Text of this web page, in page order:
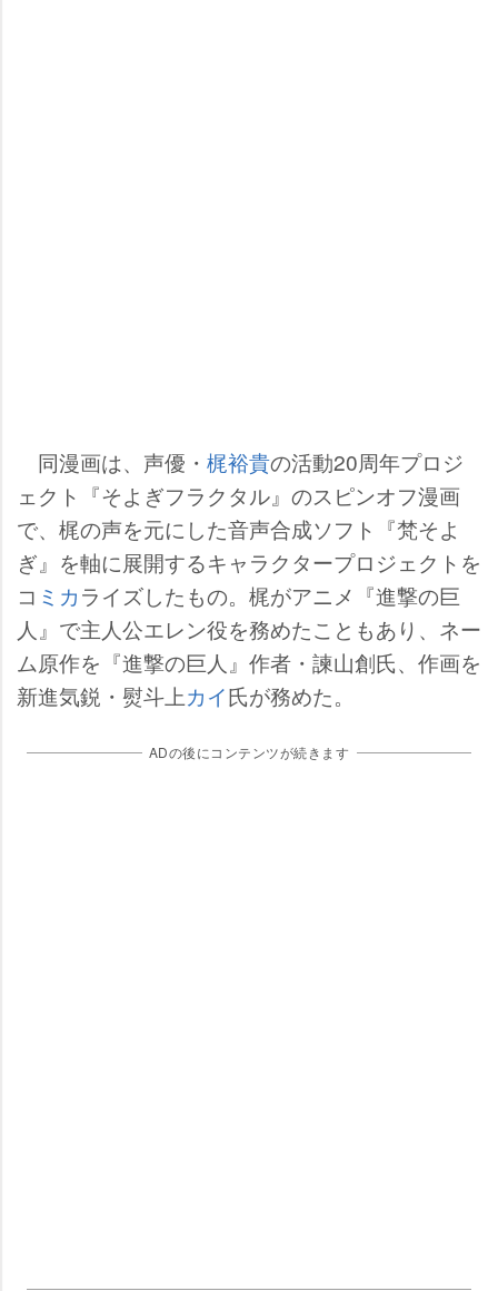
同漫画は、声優・ 梶裕貴の活動20周年プロジ
ェクト『そよぎフラクタル』のスピンオフ漫画
で、梶の声を元にした音声合成ソフト『梵そよ
ぎ』を軸に展開するキャラクタープロジェクトを
コ ミカライズしたもの。梶がアニメ『進撃の巨
人』で主人公エレン役を務めたこともあり、ネー
ム原作を『進撃の巨人』作者・諫山創氏、作画を
新進気鋭・熨斗上カイ氏が務めた。
ADの後にコンテンツが続きます